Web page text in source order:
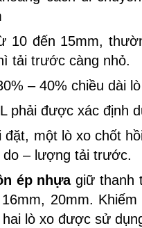
10 đến 15mm,
tải trước càng nhỏ.
– 40% chiều dài
phải được xác định
đặt, một lò xo chốt
– lượng tải trước.
ép nhựagiữ thanh
20mm.
lò xo được sử